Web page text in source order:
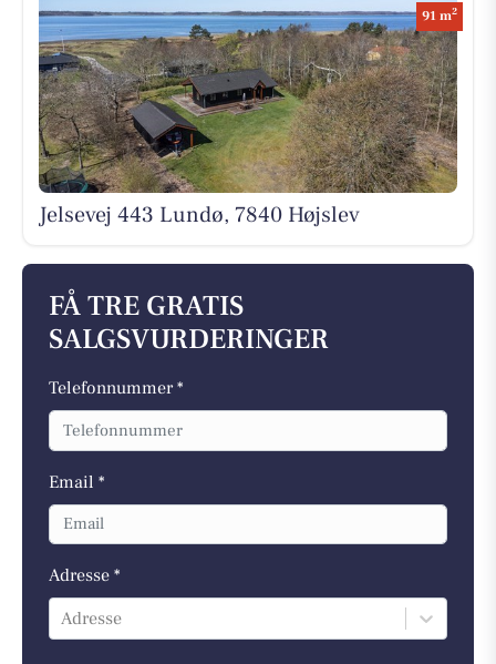
91 m2
Jelsevej 443 Lundø, 7840 Højslev
FÅ TRE GRATIS
SALGSVURDERINGER
Telefonnummer *
Email *
Adresse *
Adresse